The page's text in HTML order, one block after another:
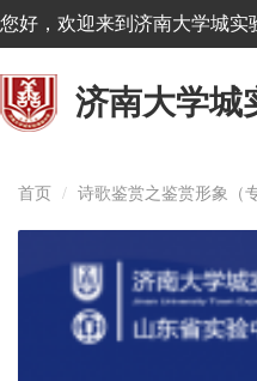
您好，欢迎来到济南大学城实
济南大学城
首页 诗歌鉴赏之鉴赏形象（